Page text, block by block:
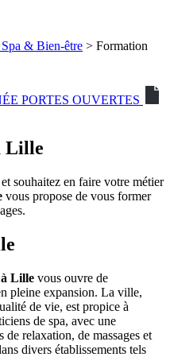
& Bien-être > Formation
PORTES OUVERTES
Lille
et souhaitez en faire votre métier
vous propose de vous former
Lille vous ouvre de
pleine expansion. La ville,
de vie, est propice à
de spa, avec une
de relaxation, de massages et
divers établissements tels